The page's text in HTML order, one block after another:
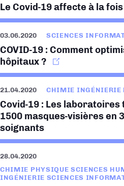
Le Covid-19 affecte à la
03.06.2020 SCIENCES
COVID-19 : Comment
hôpitaux ?
21.04.2020 CHIMIE INGÉNIERIE
Covid-19 : Les
1500 masques-visières en
soignants
28.04.2020
CHIMIE PHYSIQUE SCIENCES
INGÉNIERIE SCIENCES